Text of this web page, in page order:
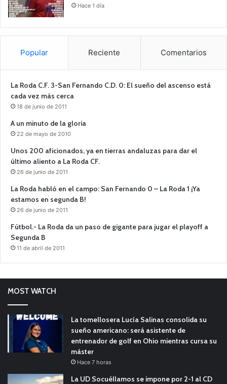
Hace 1 día
Popular Reciente Comentarios
La Roda C.F. 3-San Fernando C.D. 0: El sueño del ascenso está
cada vez más cerca
18 de junio de 2011
A un minuto de la gloria
22 de mayo de 2010
Unos 200 aficionados, ya en tierras andaluzas para dar el
último aliento a La Roda CF.
26 de junio de 2011
La Roda habló en el campo: San Fernando 0 – La Roda 1 ¡Ya
estamos en segunda B!
26 de junio de 2011
Fútbol.- La Roda da un paso de gigante para jugar el playoff a
Segunda B
11 de abril de 2011
MOST WATCH
La tomellosera Lucía Salinas consolida su
sueño americano: será asistente de
entrenador de golf en Ohio mientras cursa su
máster
Hace 7 horas
La UD Socuéllamos se impone por 2-1 al CD